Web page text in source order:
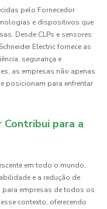
pelo Fornecedor
e dispositivos que
Desde CLPs e sensores
Electric fornece as
segurança e
as empresas não apenas
posicionam para enfrentar
Contribui para a
em todo o mundo,
e a redução de
empresas de todos os
contexto, oferecendo